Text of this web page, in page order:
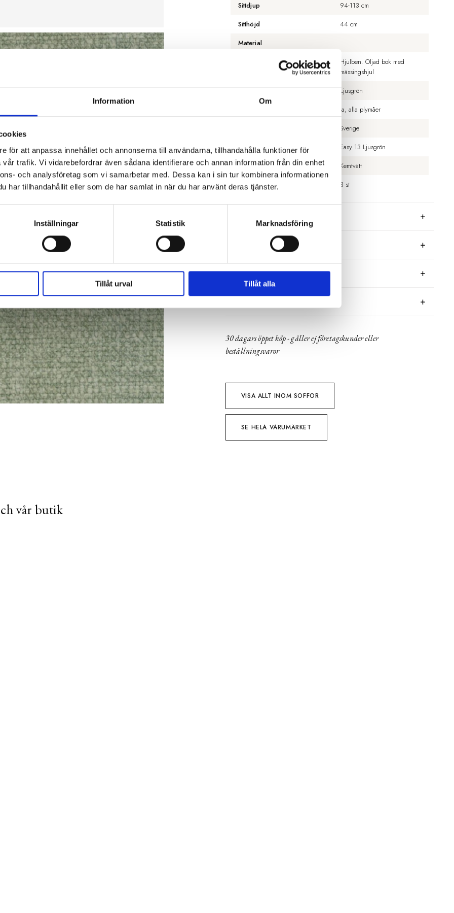
Information Om
för att anpassa innehållet och annonserna till användarna, tillhandahålla funktioner för
trafik. Vi vidarebefordrar även sådana identifierare och annan information från din enhet
och analysföretag som vi samarbetar med. Dessa kan i sin tur kombinera informationen
har tillhandahållit eller som de har samlat in när du har använt deras tjänster.
Inställningar Statistik Marknadsföring
Tillåt urval Tillåt alla
Sittdjup
94-113 cm
Sitthöjd
44 cm
Material
Hjulben. Oljad bok med
mässingshjul
Ljusgrön
Ja, alla plymåer
Sverige
Tyg
Easy 13 Ljusgrön
Tvättråd
Kemtvätt
Antal sittplatser
3 st
RECENSIONER
OM BRÖDERNA ANDERSSONS
30 dagars öppet köp - gäller ej företagskunder eller
beställningsvaror
VISA ALLT INOM SOFFOR
SE HELA VARUMÄRKET
vår butik